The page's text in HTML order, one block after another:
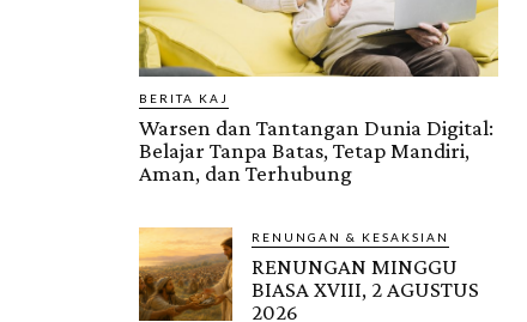
BERITA KAJ
Warsen dan Tantangan Dunia Digital:
Belajar Tanpa Batas, Tetap Mandiri,
Aman, dan Terhubung
RENUNGAN & KESAKSIAN
RENUNGAN MINGGU
BIASA XVIII, 2 AGUSTUS
2026